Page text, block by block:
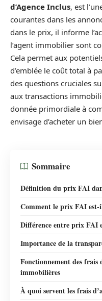
d’Agence Inclus, est
courantes dans les
dans le prix, il informe
l’agent immobilier sont
Cela permet aux
d’emblée le coût total à
des questions cruciales
aux transactions
donnée primordiale à
envisage d’acheter un
Sommaire
Définition du prix FAI
Comment le prix FAI est-
Différence entre prix FAI
Importance de la
Fonctionnement des frais
immobilières
À quoi servent les frais